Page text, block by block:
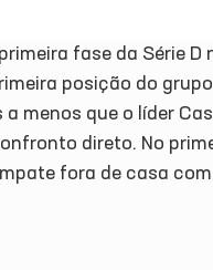
fase da Série
posição do
menos que o líder
direto. No
fora de casa